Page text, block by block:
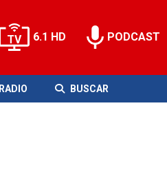
6.1 HD PODCAST
RADIO BUSCAR